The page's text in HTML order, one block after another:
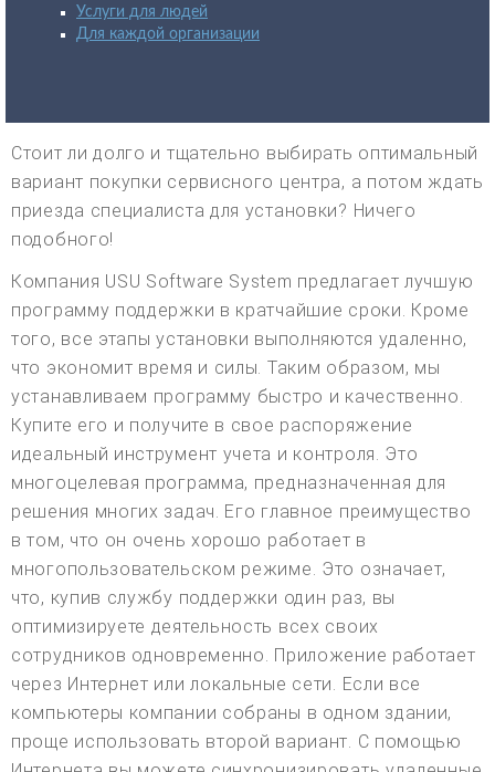
Услуги для людей
Для каждой организации
Стоит ли долго и тщательно выбирать оптимальный
вариант покупки сервисного центра, а потом ждать
приезда специалиста для установки? Ничего
подобного!
Компания USU Software System предлагает лучшую
программу поддержки в кратчайшие сроки. Кроме
того, все этапы установки выполняются удаленно,
что экономит время и силы. Таким образом, мы
устанавливаем программу быстро и качественно.
Купите его и получите в свое распоряжение
идеальный инструмент учета и контроля. Это
многоцелевая программа, предназначенная для
решения многих задач. Его главное преимущество
в том, что он очень хорошо работает в
многопользовательском режиме. Это означает,
что, купив службу поддержки один раз, вы
оптимизируете деятельность всех своих
сотрудников одновременно. Приложение работает
через Интернет или локальные сети. Если все
компьютеры компании собраны в одном здании,
проще использовать второй вариант. С помощью